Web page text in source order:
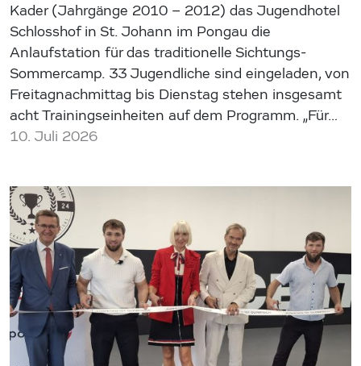
Kader (Jahrgänge 2010 – 2012) das Jugendhotel
Schlosshof in St. Johann im Pongau die
Anlaufstation für das traditionelle Sichtungs-
Sommercamp. 33 Jugendliche sind eingeladen, von
Freitagnachmittag bis Dienstag stehen insgesamt
acht Trainingseinheiten auf dem Programm. „Für…
10. Juli 2026